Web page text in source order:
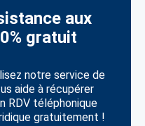
aux
gratuit
notre service de
aide à récupérer
RDV téléphonique
gratuitement !